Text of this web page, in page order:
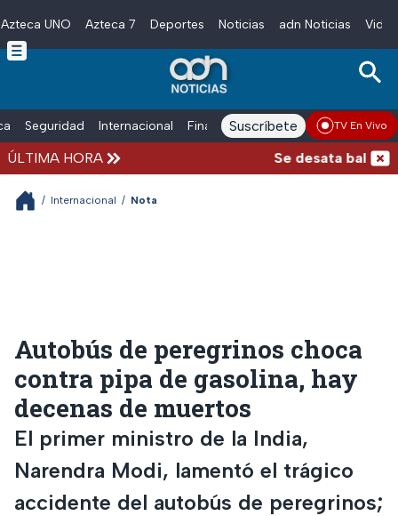
Skip to main content
Azteca UNO Azteca 7 Deportes Noticias adn Noticias
Seguridad Internacional Finanzas adn Noticias Radio
Suscríbete TV En Vivo
ÚLTIMA HORA Se desata
/ Internacional / Nota
Autobús de peregrinos choca
contra pipa de gasolina, hay
decenas de muertos
El primer ministro de la India,
Narendra Modi, lamentó el trágico
accidente del autobús de peregrinos;